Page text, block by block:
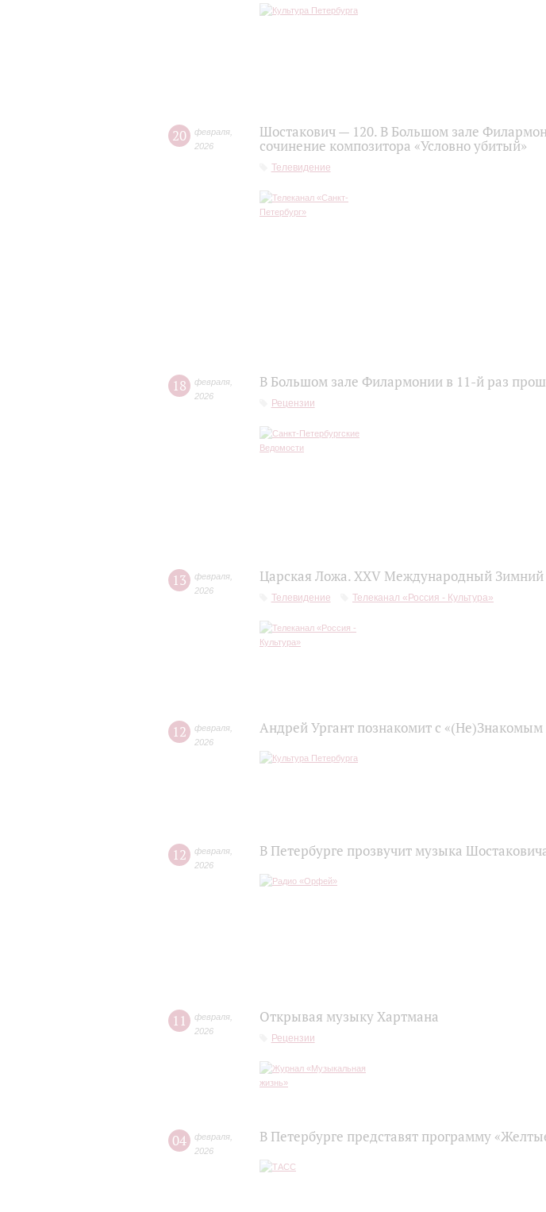
20 февраля
2026
Шостакович — 120. В Большом зале
сочинение композитора «Условно убитый»
Телевидение
18 февраля
2026
В Большом зале Филармонии в 11-й раз
Рецензии
13 февраля
2026
Царская Ложа. XXV Международный Зимний
Телевидение Телеканал «Россия - Культура»
12 февраля
2026
Андрей Ургант познакомит с
12 февраля
2026
В Петербурге прозвучит музыка
11 февраля
2026
Открывая музыку Хартмана
Рецензии
04 февраля
2026
В Петербурге представят программу